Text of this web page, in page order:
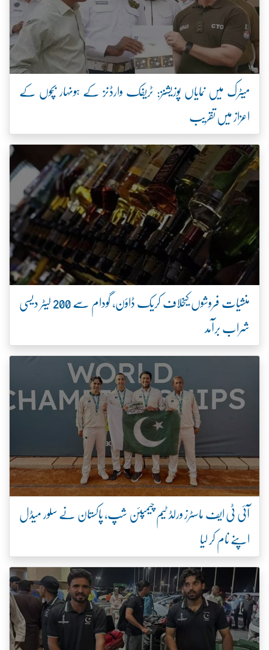
میٹرک میں نمایاں پوزیشنز: ٹریفک وارڈنز کے ہونہار بچوں کے
اعزاز میں تقریب
منشیات فروشوں کیخلاف کریک ڈاؤن، گودام سے 200 لیٹر دیسی
شراب برآمد
آئی ٹی ایف ماسٹرز ورلڈ ٹیم چیمپئن شپ، پاکستان نے سلور میڈل
اپنے نام کر لیا